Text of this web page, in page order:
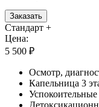
Заказать
Стандарт +
Цена:
5 500 ₽
Осмотр,
Капельница 3
Успокоительные